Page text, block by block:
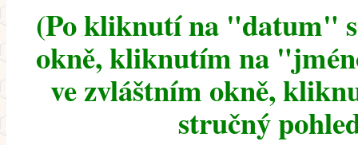
(Po kliknutí na "datum"
okně, kliknutím na
ve zvláštním okně,
stručný